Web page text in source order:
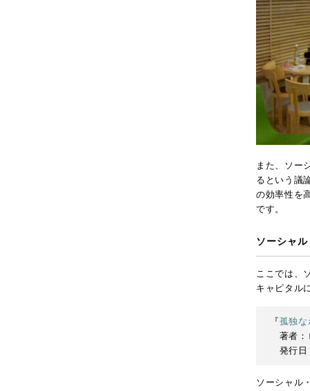
また、ソー
るという議
の効率性を
です。
ソーシャ
ここでは、
キャピタル
『 孤独な
著者：
発行日
ソーシャル